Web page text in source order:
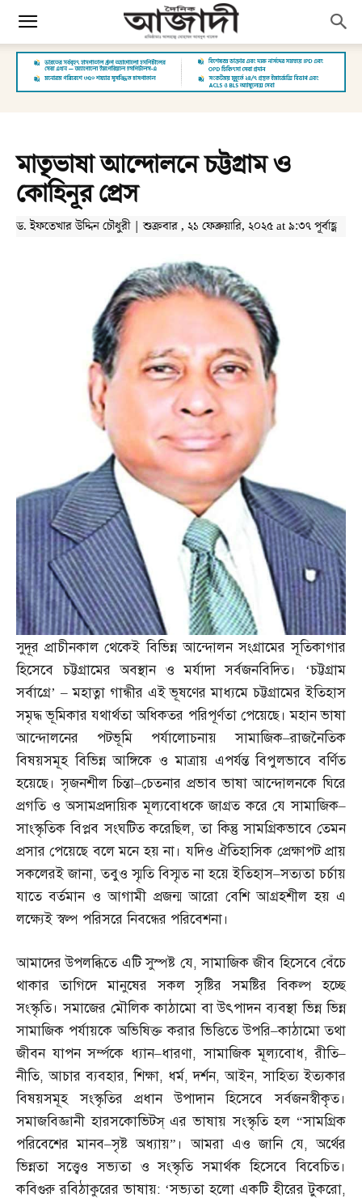
মাতৃভাষা আন্দোলনে চট্টগ্রাম ও
কোহিনূর প্রেস
ড. ইফতেখার উদ্দিন চৌধুরী | শুক্রবার , ২১ ফেব্রুয়ারি, ২০২৫ at ৯:৩৭ পূর্বাহ্ণ
সুদূর প্রাচীনকাল থেকেই বিভিন্ন আন্দোলন সংগ্রামের সূতিকাগার
হিসেবে চট্টগ্রামের অবস্থান ও মর্যাদা সর্বজনবিদিত। ‘চট্টগ্রাম
সর্বাগ্রে’ –মহাত্না গান্ধীর এই ভূষণের মাধ্যমে চট্টগ্রামের ইতিহাস
সমৃদ্ধ ভূমিকার যথার্থতা অধিকতর পরিপূর্ণতা পেয়েছে। মহান ভাষা
আন্দোলনের পটভূমি পর্যালোচনায় সামাজিক–রাজনৈতিক
বিষয়সমূহ বিভিন্ন আঙ্গিকে ও মাত্রায় এপর্যন্ত বিপুলভাবে বর্ণিত
হয়েছে। সৃজনশীল চিন্তা–চেতনার প্রভাব ভাষা আন্দোলনকে ঘিরে
প্রগতি ও অসামপ্রদায়িক মূল্যবোধকে জাগ্রত করে যে সামাজিক–
সাংস্কৃতিক বিপ্লব সংঘটিত করেছিল,তা কিন্তু সামগ্রিকভাবে তেমন
প্রসার পেয়েছে বলে মনে হয় না। যদিও ঐতিহাসিক প্রেক্ষাপট প্রায়
সকলেরই জানা,তবুও স্মৃতি বিস্মৃত না হয়ে ইতিহাস–সত্যতা চর্চায়
যাতে বর্তমান ও আগামী প্রজন্ম আরো বেশি আগ্রহশীল হয় এ
লক্ষ্যেই স্বল্প পরিসরে নিবন্ধের পরিবেশনা।
আমাদের উপলব্ধিতে এটি সুস্পষ্ট যে,সামাজিক জীব হিসেবে বেঁচে
থাকার তাগিদে মানুষের সকল সৃষ্টির সমষ্টির বিকল্প হচ্ছে
সংস্কৃতি। সমাজের মৌলিক কাঠামো বা উৎপাদন ব্যবস্থা ভিন্ন ভিন্ন
সামাজিক পর্যায়কে অভিষিক্ত করার ভিত্তিতে উপরি–কাঠামো তথা
জীবন যাপন সর্ম্পকে ধ্যান–ধারণা,সামাজিক মূল্যবোধ,রীতি–
নীতি,আচার ব্যবহার,শিক্ষা, ধর্ম,দর্শন,আইন,সাহিত্য ইত্যকার
বিষয়সমূহ সংস্কৃতির প্রধান উপাদান হিসেবে সর্বজনস্বীকৃত।
সমাজবিজ্ঞানী হারসকোভিটস্‌ এর ভাষায় সংস্কৃতি হল “সামগ্রিক
পরিবেশের মানব–সৃষ্ট অধ্যায়”। আমরা এও জানি যে,অর্থের
ভিন্নতা সত্ত্বেও সভ্যতা ও সংস্কৃতি সমার্থক হিসেবে বিবেচিত।
কবিগুরু রবিঠাকুরের ভাষায়: ‘সভ্যতা হলো একটি হীরের টুকরো,